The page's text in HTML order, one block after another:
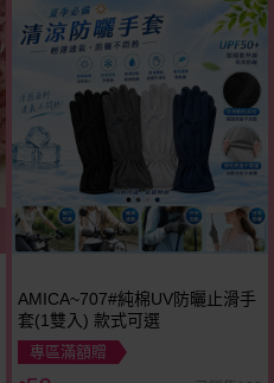
AMICA~707#純棉UV防曬止滑手
套(1雙入) 款式可選
專區滿額贈